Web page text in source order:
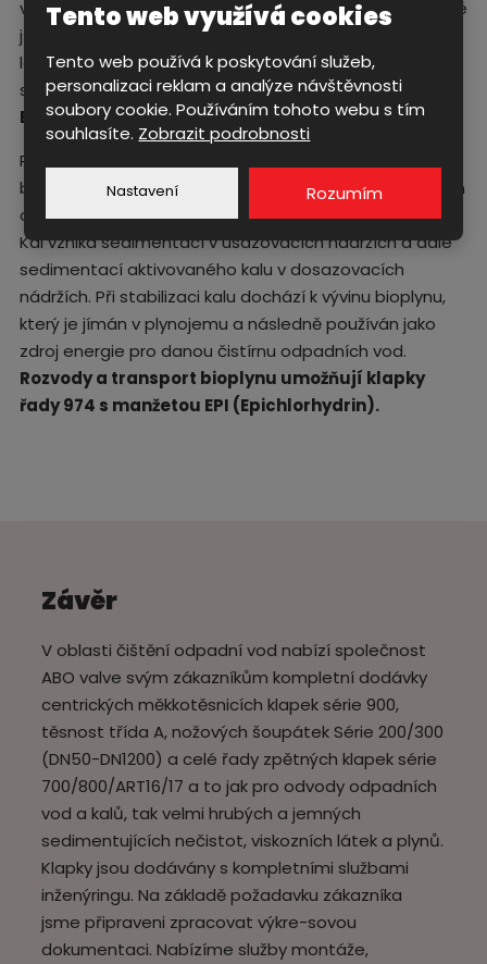
vyčištěné vody. Z nich již odtéká vyčištěná voda, u které
jsou dodrženy příslušné koncentrace znečišťujících
látek. Pro aplikace obsahující agresivní média
společnost ABO nabízí manžety z řadyVITON / VITON
BIO.
Představují dobrou chemickou odolnost a zajišťují
bezpečnou regulaci průtoku. Nedílnou součástí čistíren
odpadních vod je také kalové a plynové hospodářství.
Kal vzniká sedimentací v usazovacích nádržích a dále
sedimentací aktivovaného kalu v dosazovacích
nádržích. Při stabilizaci kalu dochází k vývinu bioplynu,
který je jímán v plynojemu a následně používán jako
zdroj energie pro danou čistírnu odpadních vod.
Rozvody a transport bioplynu umožňují klapky
řady 974 s manžetou EPI (Epichlorhydrin).
Závěr
V oblasti čištění odpadní vod nabízí společnost
ABO valve svým zákazníkům kompletní dodávky
centrických měkkotěsnicích klapek série 900,
těsnost třída A, nožových šoupátek Série 200/300
(DN50-DN1200) a celé řady zpětných klapek série
700/800/ART16/17 a to jak pro odvody odpadních
vod a kalů, tak velmi hrubých a jemných
sedimentujících nečistot, viskozních látek a plynů.
Klapky jsou dodávány s kompletními službami
inženýringu. Na základě požadavku zákazníka
jsme připraveni zpracovat výkre-sovou
dokumentaci. Nabízíme služby montáže,
Tento web využívá cookies
Tento web používá k poskytování služeb,
personalizaci reklam a analýze návštěvnosti
soubory cookie. Používáním tohoto webu s tím
souhlasíte. Zobrazit podrobnosti
Nastavení Rozumím